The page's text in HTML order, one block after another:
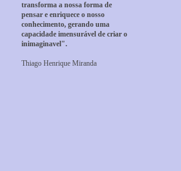
transforma a nossa forma de
pensar e enriquece o nosso
conhecimento, gerando uma
capacidade imensurável de criar o
inimaginavel".
Thiago Henrique Miranda